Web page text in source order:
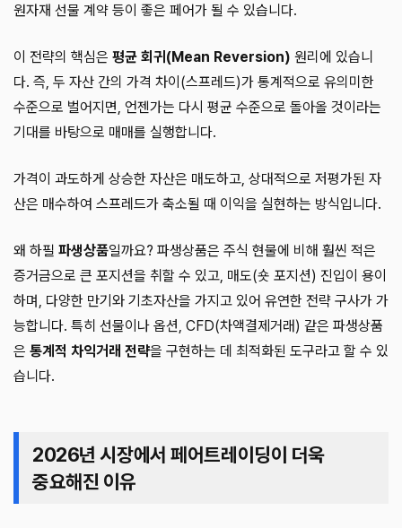
원자재 선물 계약 등이 좋은 페어가 될 수 있습니다.
이 전략의 핵심은 평균 회귀(Mean Reversion) 원리에 있습니
다. 즉, 두 자산 간의 가격 차이(스프레드)가 통계적으로 유의미한
수준으로 벌어지면, 언젠가는 다시 평균 수준으로 돌아올 것이라는
기대를 바탕으로 매매를 실행합니다.
가격이 과도하게 상승한 자산은 매도하고, 상대적으로 저평가된 자
산은 매수하여 스프레드가 축소될 때 이익을 실현하는 방식입니다.
왜 하필 파생상품일까요? 파생상품은 주식 현물에 비해 훨씬 적은
증거금으로 큰 포지션을 취할 수 있고, 매도(숏 포지션) 진입이 용이
하며, 다양한 만기와 기초자산을 가지고 있어 유연한 전략 구사가 가
능합니다. 특히 선물이나 옵션, CFD(차액결제거래) 같은 파생상품
은 통계적 차익거래 전략을 구현하는 데 최적화된 도구라고 할 수 있
습니다.
2026년 시장에서 페어트레이딩이 더욱
중요해진 이유